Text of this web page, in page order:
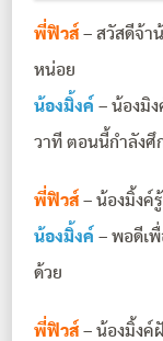
พี่ฟิวส์ – สวัสดีจ้า
หน่อย
น้องมิ้งค์ – น้องมิ
วาที ตอนนี้กำลังศึ
พี่ฟิวส์ – น้องมิ้งค์
น้องมิ้งค์ – พอดีเ
ด้วย
พี่ฟิวส์ – น้องมิ้งค์